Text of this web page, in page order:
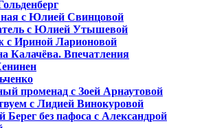
с Юлией Свинцовой
с Юлией Утышевой
с Ириной Ларионовой
Калачёва. Впечатления
променад с Зоей Арнаутовой
с Лидией Винокуровой
Берег без пафоса с Александрой